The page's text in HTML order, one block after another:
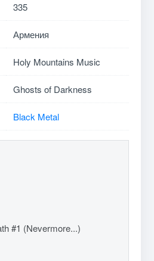
335
Армения
Holy Mountains Music
Ghosts of Darkness
Black Metal
#1 (Nevermore...)